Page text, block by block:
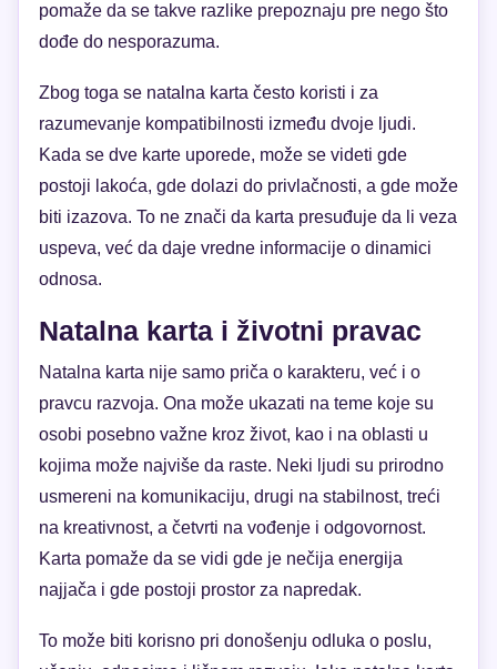
pomaže da se takve razlike prepoznaju pre nego što
dođe do nesporazuma.
Zbog toga se natalna karta često koristi i za
razumevanje kompatibilnosti između dvoje ljudi.
Kada se dve karte uporede, može se videti gde
postoji lakoća, gde dolazi do privlačnosti, a gde može
biti izazova. To ne znači da karta presuđuje da li veza
uspeva, već da daje vredne informacije o dinamici
odnosa.
Natalna karta i životni pravac
Natalna karta nije samo priča o karakteru, već i o
pravcu razvoja. Ona može ukazati na teme koje su
osobi posebno važne kroz život, kao i na oblasti u
kojima može najviše da raste. Neki ljudi su prirodno
usmereni na komunikaciju, drugi na stabilnost, treći
na kreativnost, a četvrti na vođenje i odgovornost.
Karta pomaže da se vidi gde je nečija energija
najjača i gde postoji prostor za napredak.
To može biti korisno pri donošenju odluka o poslu,